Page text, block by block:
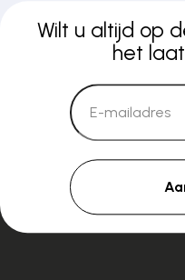
Wilt u altijd op
het